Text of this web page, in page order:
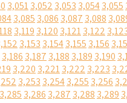
3,0513,052 3,053 3,0543,055
3,085 3,086 3,087 3,088
3,119 3,120 3,1213,122
3,153 3,1543,155 3,156
3,186 3,187 3,188 3,189 3,190
3,220 3,2213,222 3,223
3,253 3,2543,255 3,256
3,285 3,286 3,287 3,288 3,289